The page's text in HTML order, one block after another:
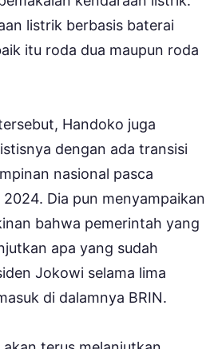
listrik berbasis baterai
itu roda dua maupun roda
Handoko juga
dengan ada transisi
nasional pasca
2024. Dia pun menyampaikan
bahwa pemerintah yang
apa yang sudah
Jokowi selama lima
di dalamnya BRIN.